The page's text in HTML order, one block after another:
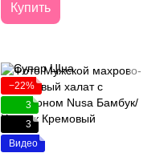
Купить
−22%
3
3
Видео